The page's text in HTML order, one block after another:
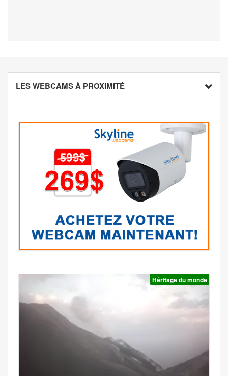
LES WEBCAMS À PROXIMITÉ
Héritage du monde